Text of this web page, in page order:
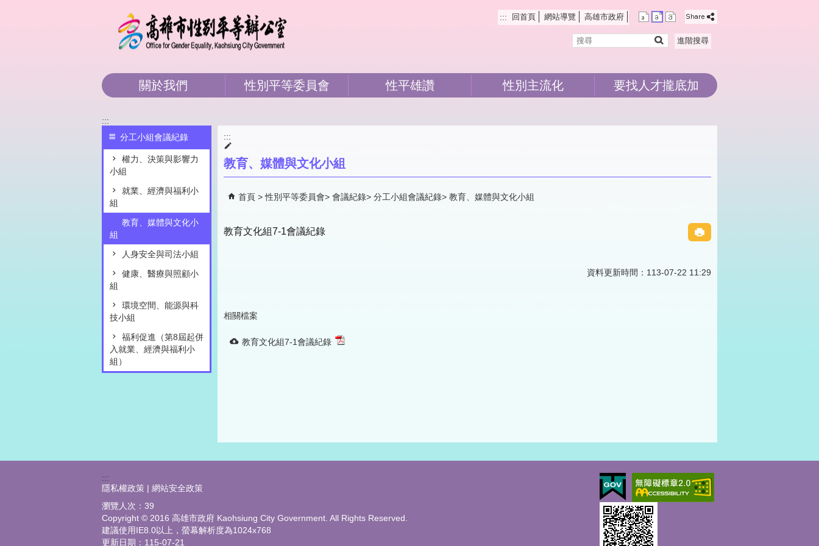
::: 回首頁 網站導覽 高雄市政府
搜
尋
進階搜尋
關於我們 性別平等委員會 性平雄讚 性別主流化 要找人才攏底加
:::
分工小組會議紀錄
權力、決策與影響力
小組
就業、經濟與福利小
組
教育、媒體與文化小
組
人身安全與司法小組
健康、醫療與照顧小
組
環境空間、能源與科
技小組
福利促進（第8屆起併
入就業、經濟與福利小
組）
:::
教育、媒體與文化小組
首頁 性別平等委員會 會議紀錄 分工小組會議紀錄 教育、媒體與文化小組
教育文化組7-1會議紀錄
資料更新時間：113-07-22 11:29
相關檔案
教育文化組7-1會議紀錄
:::
隱私權政策 | 網站安全政策
瀏覽人次： 39
Copyright © 2016 高雄市政府 Kaohsiung City Government. All Rights Reserved.
建議使用IE8.0以上，螢幕解析度為1024x768
更新日期： 115-07-21